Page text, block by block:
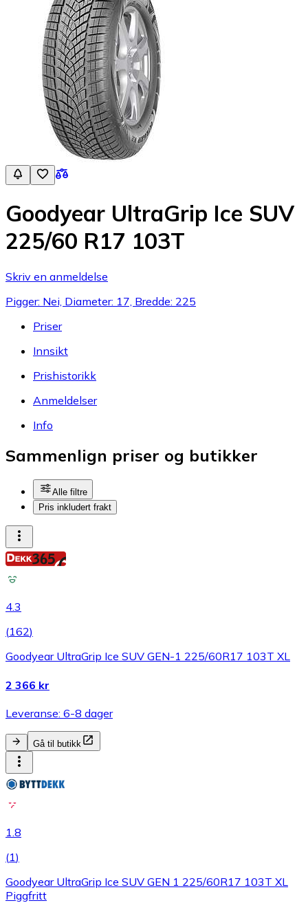
Goodyear UltraGrip Ice SUV
225/60 R17 103T
Skriv en anmeldelse
Pigger: Nei, Diameter: 17, Bredde: 225
Priser
Innsikt
Prishistorikk
Anmeldelser
Info
Sammenlign priser og butikker
Alle filtre
Pris inkludert frakt
4.3
(162)
Goodyear UltraGrip Ice SUV GEN-1 225/60R17 103T XL
2 366 kr
Leveranse: 6-8 dager
Gå til butikk
1.8
(1)
Goodyear UltraGrip Ice SUV GEN 1 225/60R17 103T XL
Piggfritt